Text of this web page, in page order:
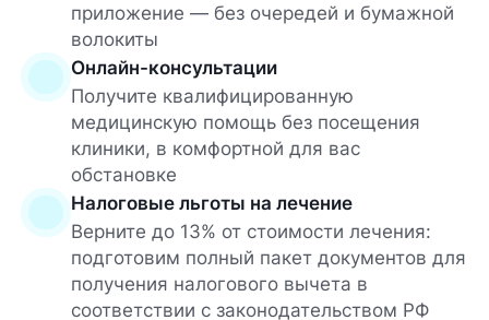
приложение — без очередей и бумажной
волокиты
Онлайн-консультации
Получите квалифицированную
медицинскую помощь без посещения
клиники, в комфортной для вас
обстановке
Налоговые льготы на лечение
Верните до 13% от стоимости лечения:
подготовим полный пакет документов для
получения налогового вычета в
соответствии с законодательством РФ